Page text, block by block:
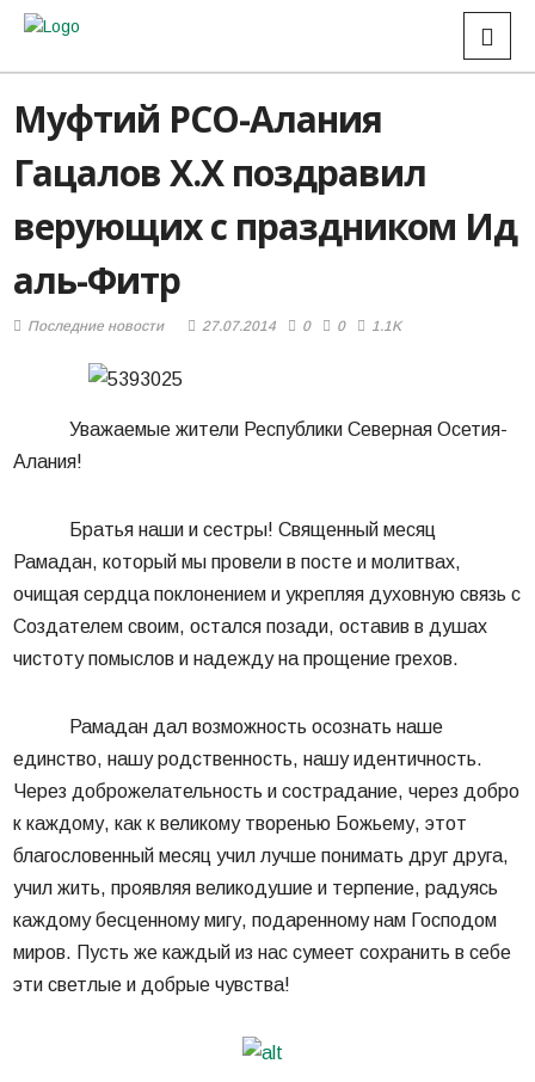
Муфтий РСО-Алания
Гацалов Х.Х поздравил
верующих с праздником Ид
аль-Фитр
Последние новости 27.07.2014 0 0 1.1K
Уважаемые жители Республики Северная Осетия-
Алания!
Братья наши и сестры! Священный месяц
Рамадан, который мы провели в посте и молитвах,
очищая сердца поклонением и укрепляя духовную связь с
Создателем своим, остался позади, оставив в душах
чистоту помыслов и надежду на прощение грехов.
Рамадан дал возможность осознать наше
единство, нашу родственность, нашу идентичность.
Через доброжелательность и сострадание, через добро
к каждому, как к великому творенью Божьему, этот
благословенный месяц учил лучше понимать друг друга,
учил жить, проявляя великодушие и терпение, радуясь
каждому бесценному мигу, подаренному нам Господом
миров. Пусть же каждый из нас сумеет сохранить в себе
эти светлые и добрые чувства!